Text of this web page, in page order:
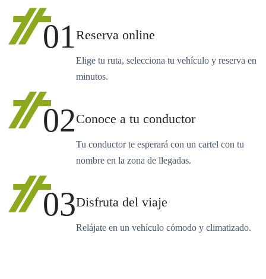
01Reserva online
Elige tu ruta, selecciona tu vehículo y reserva en
minutos.
02Conoce a tu conductor
Tu conductor te esperará con un cartel con tu
nombre en la zona de llegadas.
03Disfruta del viaje
Relájate en un vehículo cómodo y climatizado.